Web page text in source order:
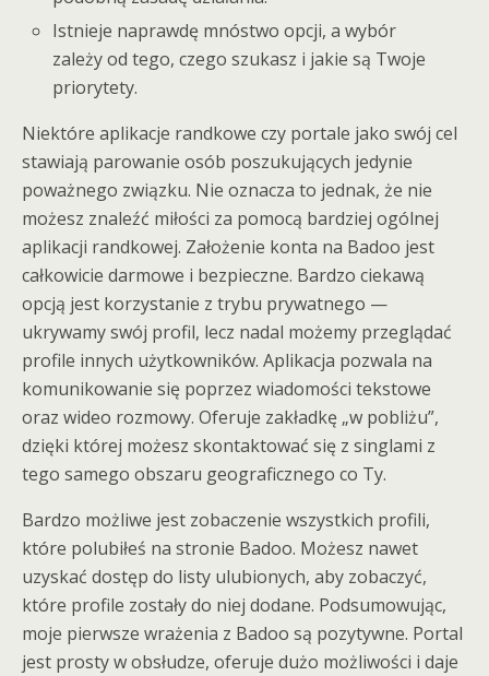
Istnieje naprawdę mnóstwo opcji, a wybór
zależy od tego, czego szukasz i jakie są Twoje
priorytety.
Niektóre aplikacje randkowe czy portale jako swój cel
stawiają parowanie osób poszukujących jedynie
poważnego związku. Nie oznacza to jednak, że nie
możesz znaleźć miłości za pomocą bardziej ogólnej
aplikacji randkowej. Założenie konta na Badoo jest
całkowicie darmowe i bezpieczne. Bardzo ciekawą
opcją jest korzystanie z trybu prywatnego —
ukrywamy swój profil, lecz nadal możemy przeglądać
profile innych użytkowników. Aplikacja pozwala na
komunikowanie się poprzez wiadomości tekstowe
oraz wideo rozmowy. Oferuje zakładkę „w pobliżu”,
dzięki której możesz skontaktować się z singlami z
tego samego obszaru geograficznego co Ty.
Bardzo możliwe jest zobaczenie wszystkich profili,
które polubiłeś na stronie Badoo. Możesz nawet
uzyskać dostęp do listy ulubionych, aby zobaczyć,
które profile zostały do niej dodane. Podsumowując,
moje pierwsze wrażenia z Badoo są pozytywne. Portal
jest prosty w obsłudze, oferuje dużo możliwości i daje